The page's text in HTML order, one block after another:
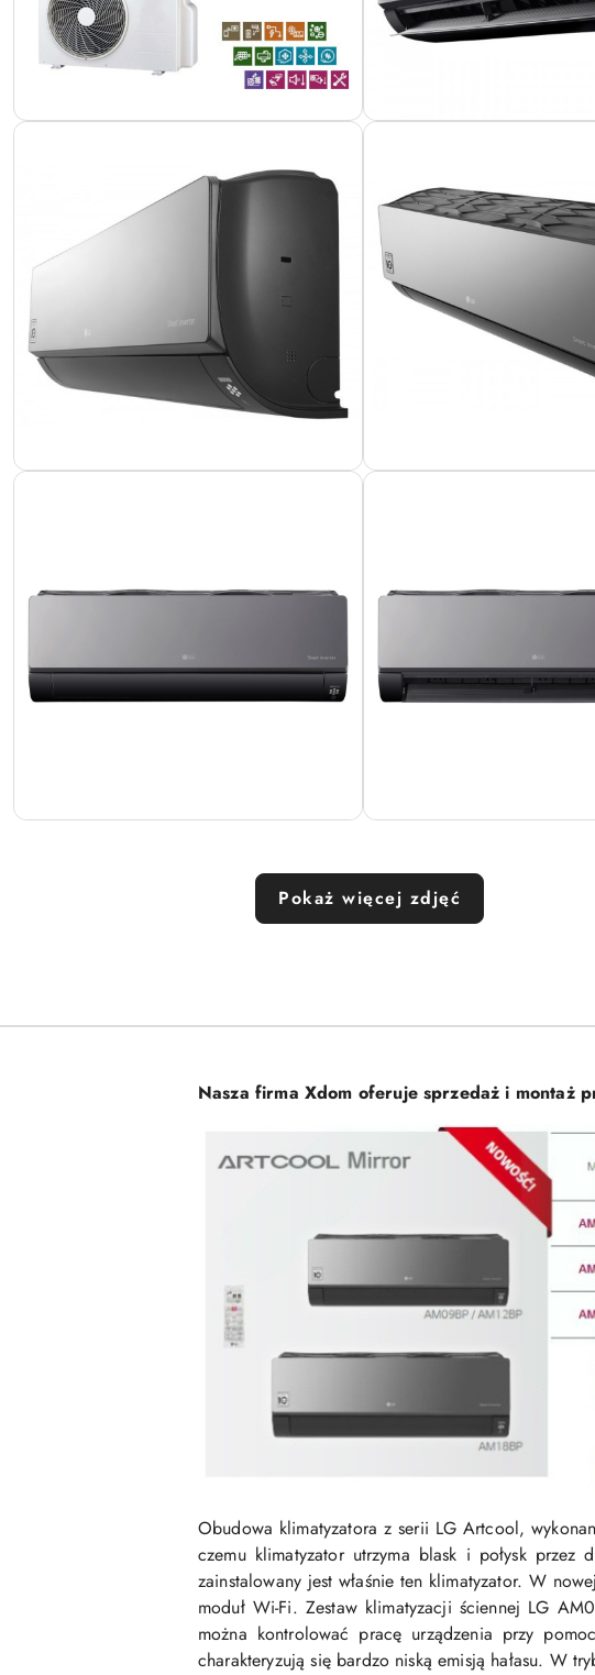
Pokaż więcej zdjęć
Nasza firma Xdom oferuje sprzedaż i montaż
Obudowa klimatyzatora z serii LG Artcool,
czemu klimatyzator utrzyma blask i połysk przez
zainstalowany jest właśnie ten klimatyzator. W
moduł Wi-Fi. Zestaw klimatyzacji ściennej LG
można kontrolować pracę urządzenia przy
charakteryzują się bardzo niską emisją hałasu. W